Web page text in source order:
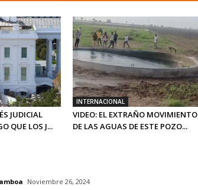
JUDICIAL
QUE LOS J...
INTERNACIONAL
VIDEO: EL EXTRAÑO MOVIMIENTO
DE LAS AGUAS DE ESTE POZO...
Noviembre 26, 2024